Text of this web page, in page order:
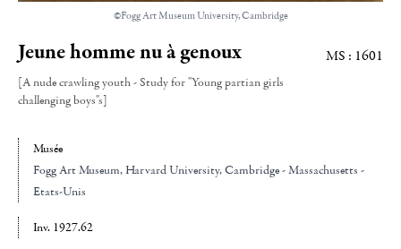
©Fogg Art Museum University, Cambridge
Jeune homme nu à genoux
[A nude crawling youth - Study for "Young partian girls
challenging boys"s]
MS : 1601
Musée
Fogg Art Museum, Harvard University, Cambridge - Massachusetts -
Etats-Unis
Inv. 1927.62